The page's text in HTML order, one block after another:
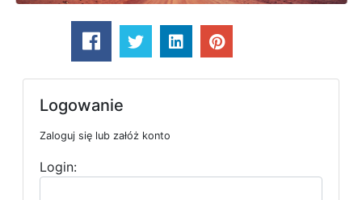
Logowanie
Zaloguj się lub załóż konto
Login: